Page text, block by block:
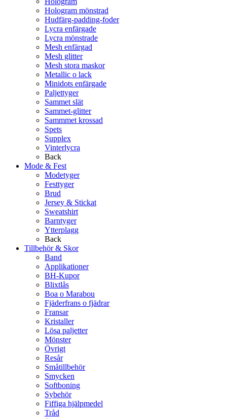
Hologram mönstrad
Hudfärg-padding-foder
Lycra enfärgade
Lycra mönstrade
Mesh enfärgad
Mesh glitter
Mesh stora maskor
Metallic o lack
Minidots enfärgade
Paljettyger
Sammet slät
Sammet-glitter
Sammmet krossad
Spets
Supplex
Vinterlycra
Back
Mode & Fest
Modetyger
Festtyger
Brud
Jersey & Stickat
Sweatshirt
Barntyger
Ytterplagg
Back
Tillbehör & Skor
Band
Applikationer
BH-Kupor
Blixtlås
Boa o Marabou
Fjäderfrans o fjädrar
Fransar
Kristaller
Lösa paljetter
Mönster
Övrigt
Resår
Småtillbehör
Smycken
Softboning
Sybehör
Fiffiga hjälpmedel
Tråd